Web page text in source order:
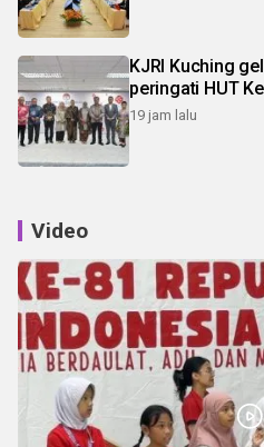
KJRI Kuching
peringati HUT
19 jam lalu
Video